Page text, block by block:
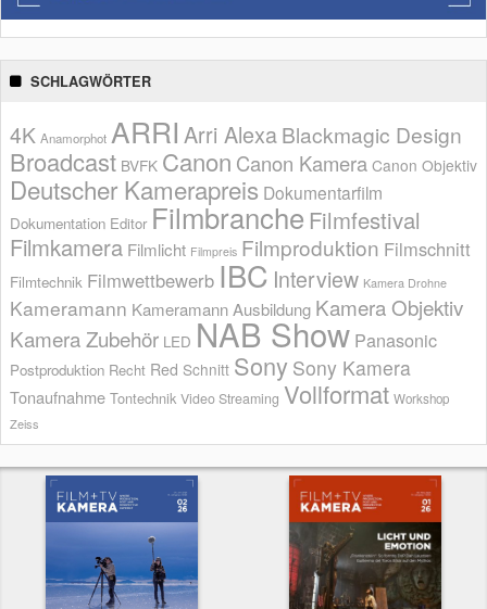
SCHLAGWÖRTER
4K Anamorphot ARRI Arri AlexaBlackmagic Design
Broadcast BVFK Canon Canon Kamera Canon Objektiv
Deutscher Kamerapreis Dokumentarfilm
Dokumentation Editor Filmbranche Filmfestival
Filmkamera Filmlicht Filmpreis Filmproduktion Filmschnitt
Filmtechnik Filmwettbewerb IBC Interview Kamera Drohne
Kameramann Kameramann Ausbildung Kamera Objektiv
Kamera Zubehör LED NAB Show Panasonic
Postproduktion Recht Red Schnitt Sony Sony Kamera
Tonaufnahme Tontechnik Video Streaming Vollformat Workshop
Zeiss